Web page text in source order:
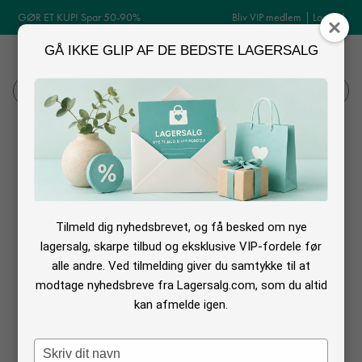
GØR ET KUP! Spar 50-90% Bliv VIP medlem | Log ind
Log ind MENU
Søg
GÅ IKKE GLIP AF DE BEDSTE LAGERSALG
Tilmeld dig nyhedsbrevet, og få besked om nye
lagersalg, skarpe tilbud og eksklusive VIP-fordele før
alle andre. Ved tilmelding giver du samtykke til at
modtage nyhedsbreve fra Lagersalg.com, som du altid
kan afmelde igen.
Type